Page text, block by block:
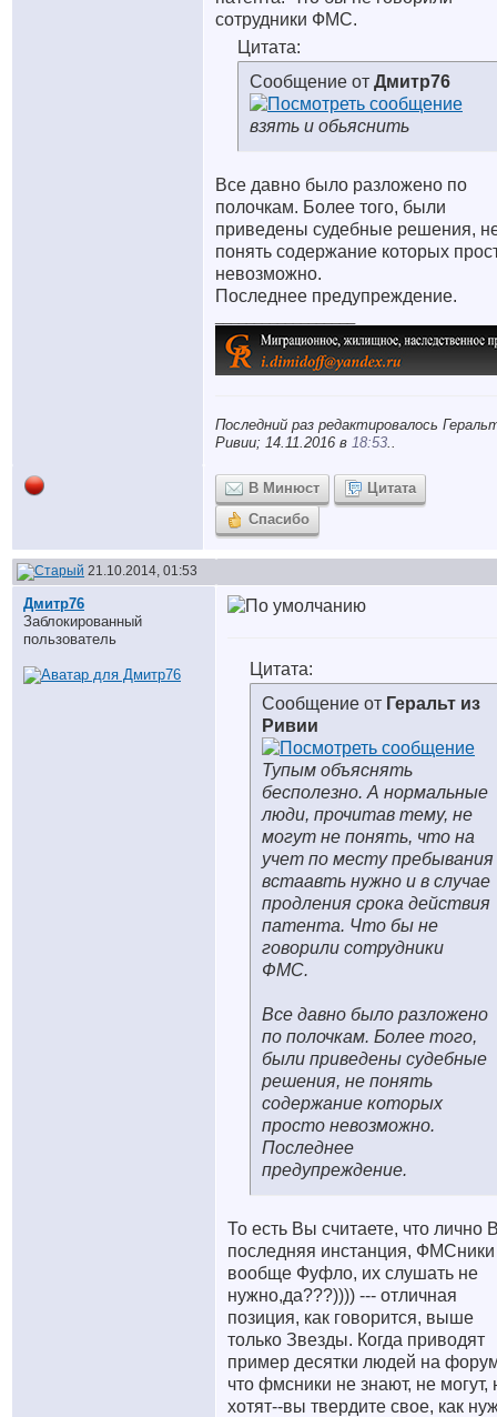
сотрудники ФМС.
Цитата:
Сообщение от Дмитр76
взять и обьяснить
Все давно было разложено по
полочкам. Более того, были
приведены судебные решения,
понять содержание которых
невозможно.
Последнее предупреждение.
Последний раз редактировалось
Ривии; 14.11.2016 в 18:53..
В Минюст
Цитата
Спасибо
21.10.2014, 01:53
Дмитр76
Заблокированный
пользователь
Цитата:
Сообщение от Геральт из
Ривии
Тупым объяснять
бесполезно. А нормальные
люди, прочитав тему, не
могут не понять, что на
учет по месту пребывания
встаавть нужно и в случае
продления срока действия
патента. Что бы не
говорили сотрудники
ФМС.
Все давно было разложено
по полочкам. Более того,
были приведены судебные
решения, не понять
содержание которых
просто невозможно.
Последнее
предупреждение.
То есть Вы считаете, что лично
последняя инстанция, ФМСники
вообще Фуфло, их слушать не
нужно,да???)))) --- отличная
позиция, как говорится, выше
только Звезды. Когда приводят
пример десятки людей на
что фмсники не знают, не могут,
хотят--вы твердите свое, как